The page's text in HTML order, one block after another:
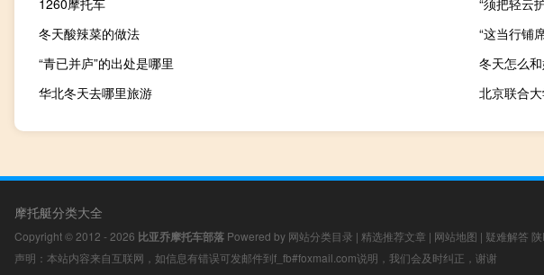
1260摩托车
“须把轻云
冬天酸辣菜的做法
“这当行铺
“青已并庐”的出处是哪里
冬天怎么
华北冬天去哪里旅游
北京联合
摩托艇分类大全
Copyright © 2012 - 2026 比亚乔摩托车部落 Powered by 网站分类目录 | 精选推荐文章 | 网站地图 | 疑难解答
声明：本站内容来自互联网，如信息有错误可发邮件到f_fb#foxmail.com说明，我们会及时纠正，谢谢